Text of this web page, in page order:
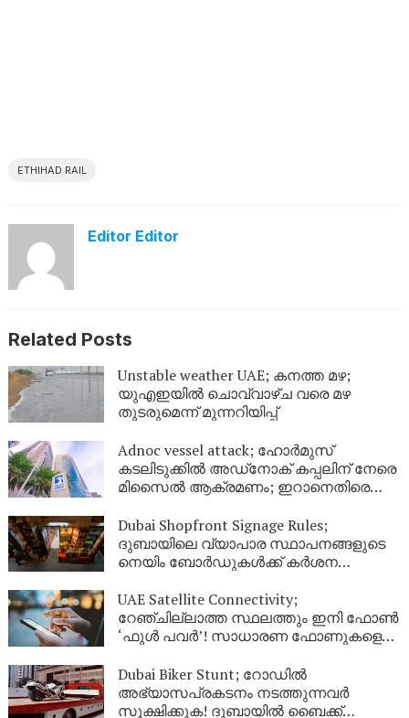
ETHIHAD RAIL
Editor Editor
Related Posts
Unstable weather UAE; കനത്ത മഴ;
യുഎഇയിൽ ചൊവ്വാഴ്ച വരെ മഴ
തുടരുമെന്ന് മുന്നറിയിപ്പ്
Adnoc vessel attack; ഹോർമുസ്
കടലിടുക്കിൽ അഡ്‌നോക് കപ്പലിന് നേരെ
മിസൈൽ ആക്രമണം; ഇറാനെതിരെ
Dubai Shopfront Signage Rules;
ദുബായിലെ വ്യാപാര സ്ഥാപനങ്ങളുടെ
നെയിം ബോർഡുകൾക്ക് കർശന
UAE Satellite Connectivity;
റേഞ്ചില്ലാത്ത സ്ഥലത്തും ഇനി ഫോൺ
‘ഫുൾ പവർ’! സാധാരണ ഫോണുകളെ
യുഎഇയുടെ വിപ്ലവം
Dubai Biker Stunt; റോഡിൽ
അഭ്യാസപ്രകടനം നടത്തുന്നവർ
സൂക്ഷിക്കുക! ദുബായിൽ ബൈക്ക്